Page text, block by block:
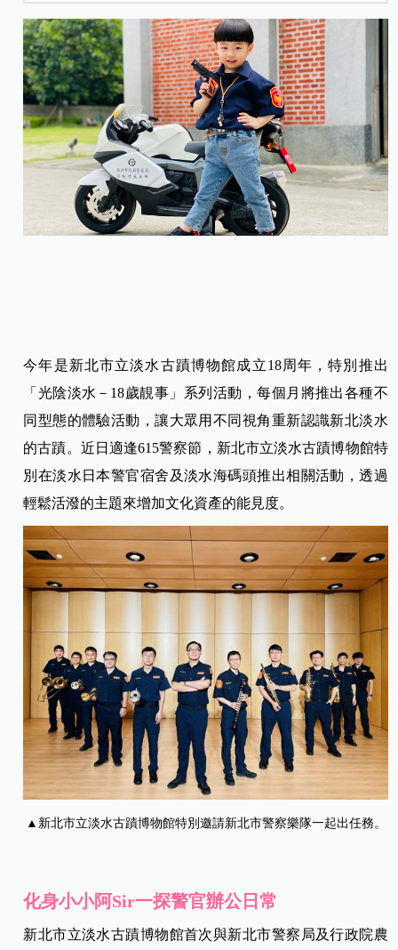
今年是新北市立淡水古蹟博物館成立18周年，特別推出
「光陰淡水－18歲靚事」系列活動，每個月將推出各種不
同型態的體驗活動，讓大眾用不同視角重新認識新北淡水
的古蹟。近日 適逢615警察節，新北市立淡水古蹟博物館特
別在淡水日本警官宿舍及淡水海碼頭推出相關活動，透過
輕鬆活潑的主題來增加文化資產的能見度。
▲新北市立淡水古蹟博物館特別邀請新北市警察樂隊一起出任務。
化身小小阿Sir一探警官辦公日常
新北市立淡水古蹟博物館首次與新北市警察局及行政院農